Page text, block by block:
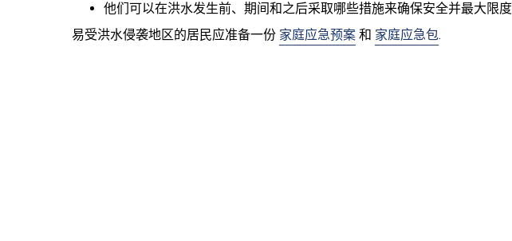
他们可以在洪水发生前、期间和之后采取哪些措施来确保安全并最大限
易受洪水侵袭地区的居民应准备一份 家庭应急预案 和 家庭应急包.